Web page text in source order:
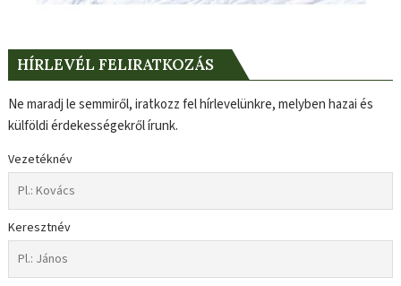
HÍRLEVÉL FELIRATKOZÁS
Ne maradj le semmiről, iratkozz fel hírlevelünkre, melyben hazai és
külföldi érdekességekről írunk.
Vezetéknév
Keresztnév